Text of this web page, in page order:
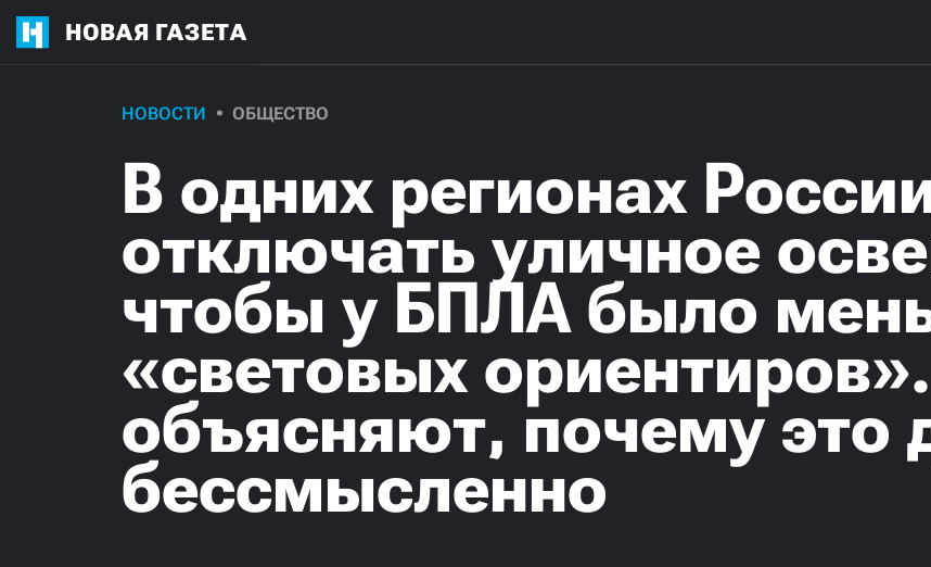
НОВАЯ ГАЗЕТА
НОВОСТИ ОБЩЕСТВО
В одних регионах
отключать уличное
чтобы у БПЛА было
«световых
объясняют, почему это
бессмысленно